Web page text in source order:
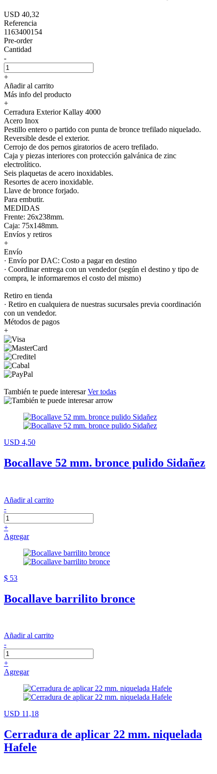
USD 40,32
Referencia
1163400154
Pre-order
Cantidad
-
+
Añadir al carrito
Más info del producto
+
Cerradura Exterior Kallay 4000
Acero Inox
Pestillo entero o partido con punta de bronce trefilado niquelado.
Reversible desde el exterior.
Cerrojo de dos pernos giratorios de acero trefilado.
Caja y piezas interiores con protección galvánica de zinc
electrolítico.
Seis plaquetas de acero inoxidables.
Resortes de acero inoxidable.
Llave de bronce forjado.
Para embutir.
MEDIDAS
Frente: 26x238mm.
Caja: 75x148mm.
Envíos y retiros
+
Envío
· Envío por DAC: Costo a pagar en destino
· Coordinar entrega con un vendedor (según el destino y tipo de
compra, le informaremos el costo del mismo)
Retiro en tienda
· Retiro en cualquiera de nuestras sucursales previa coordinación
con un vendedor.
Métodos de pagos
+
También te puede interesarVer todas
USD 4,50
Bocallave 52 mm. bronce pulido Sidañez
Añadir al carrito
-
+
Agregar
$ 53
Bocallave barrilito bronce
Añadir al carrito
-
+
Agregar
USD 11,18
Cerradura de aplicar 22 mm. niquelada
Hafele